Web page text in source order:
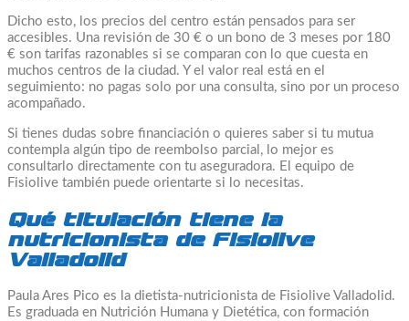
Dicho esto, los precios del centro están pensados para ser
accesibles. Una revisión de 30 € o un bono de 3 meses por 180
€ son tarifas razonables si se comparan con lo que cuesta en
muchos centros de la ciudad. Y el valor real está en el
seguimiento: no pagas solo por una consulta, sino por un proceso
acompañado.
Si tienes dudas sobre financiación o quieres saber si tu mutua
contempla algún tipo de reembolso parcial, lo mejor es
consultarlo directamente con tu aseguradora. El equipo de
Fisiolive también puede orientarte si lo necesitas.
Qué titulación tiene la
nutricionista de Fisiolive
Valladolid
Paula Ares Pico es la dietista-nutricionista de Fisiolive Valladolid.
Es graduada en Nutrición Humana y Dietética, con formación